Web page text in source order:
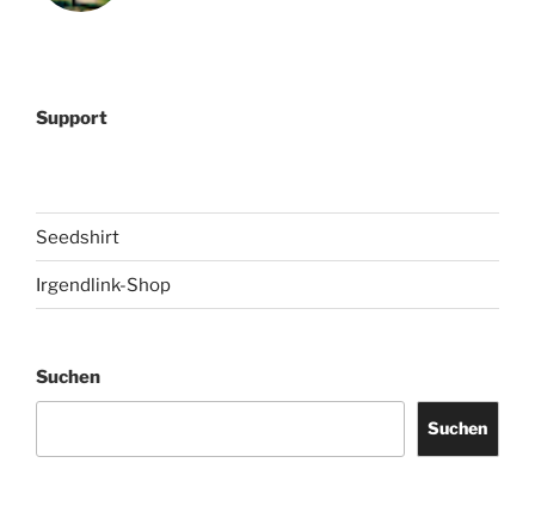
Support
Seedshirt
Irgendlink-Shop
Suchen
Suchen